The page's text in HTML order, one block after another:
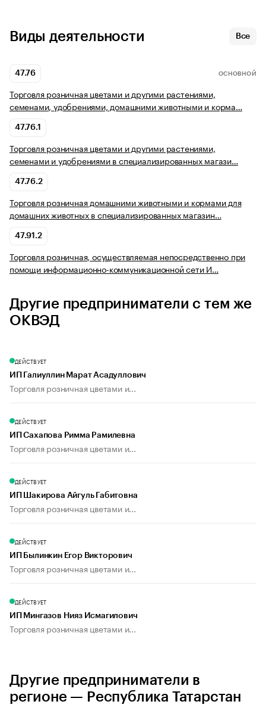
Виды деятельности Все
47.76 ОСНОВНОЙ
Торговля розничная цветами и другими растениями,
семенами, удобрениями, домашними животными и корма…
47.76.1
Торговля розничная цветами и другими растениями,
семенами и удобрениями в специализированных магази…
47.76.2
Торговля розничная домашними животными и кормами для
домашних животных в специализированных магазин…
47.91.2
Торговля розничная, осуществляемая непосредственно при
помощи информационно-коммуникационной сети И…
Другие предприниматели с тем же
ОКВЭД
ДЕЙСТВУЕТ
ИП Галиуллин Марат Асадуллович
Торговля розничная цветами и...
ДЕЙСТВУЕТ
ИП Сахапова Римма Рамилевна
Торговля розничная цветами и...
ДЕЙСТВУЕТ
ИП Шакирова Айгуль Габитовна
Торговля розничная цветами и...
ДЕЙСТВУЕТ
ИП Былинкин Егор Викторович
Торговля розничная цветами и...
ДЕЙСТВУЕТ
ИП Мингазов Нияз Исмагилович
Торговля розничная цветами и...
Другие предприниматели в
регионе — Республика Татарстан